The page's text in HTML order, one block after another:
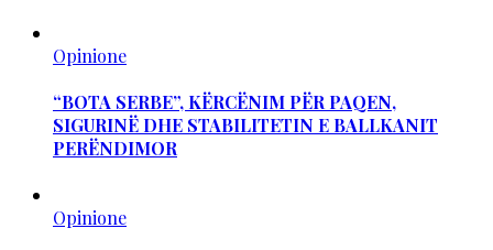
Opinione
“BOTA SERBE”, KËRCËNIM PËR PAQEN,
SIGURINË DHE STABILITETIN E BALLKANIT
PERËNDIMOR
Opinione